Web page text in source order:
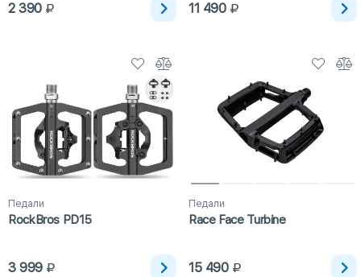
2 390 11 490
Педали
RockBros PD15
3 999
Педали
Race Face Turbine
15 490